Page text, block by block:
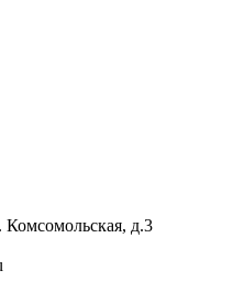
Комсомольская, д.3